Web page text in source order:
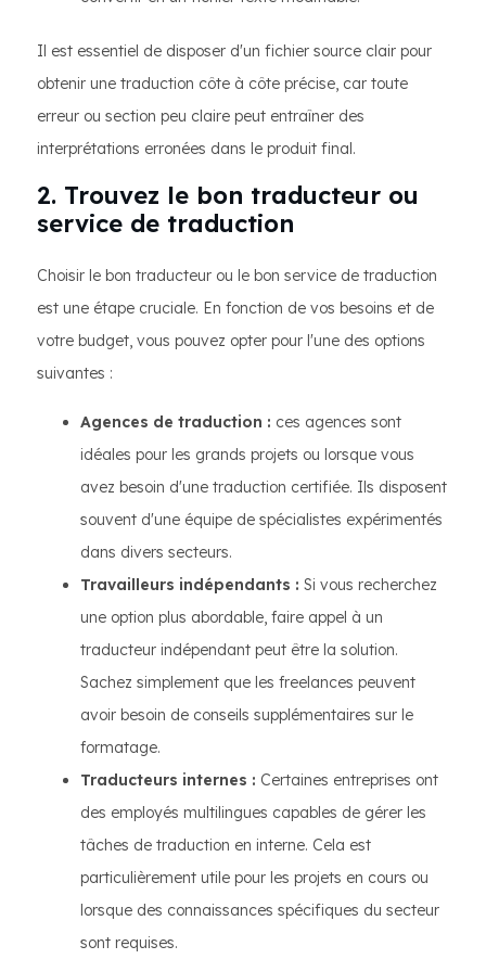
Il est essentiel de disposer d'un fichier source clair pour
obtenir une traduction côte à côte précise, car toute
erreur ou section peu claire peut entraîner des
interprétations erronées dans le produit final.
2. Trouvez le bon traducteur ou
service de traduction
Choisir le bon traducteur ou le bon service de traduction
est une étape cruciale. En fonction de vos besoins et de
votre budget, vous pouvez opter pour l'une des options
suivantes :
Agences de traduction : ces agences sont
idéales pour les grands projets ou lorsque vous
avez besoin d'une traduction certifiée. Ils disposent
souvent d'une équipe de spécialistes expérimentés
dans divers secteurs.
Travailleurs indépendants : Si vous recherchez
une option plus abordable, faire appel à un
traducteur indépendant peut être la solution.
Sachez simplement que les freelances peuvent
avoir besoin de conseils supplémentaires sur le
formatage.
Traducteurs internes : Certaines entreprises ont
des employés multilingues capables de gérer les
tâches de traduction en interne. Cela est
particulièrement utile pour les projets en cours ou
lorsque des connaissances spécifiques du secteur
sont requises.